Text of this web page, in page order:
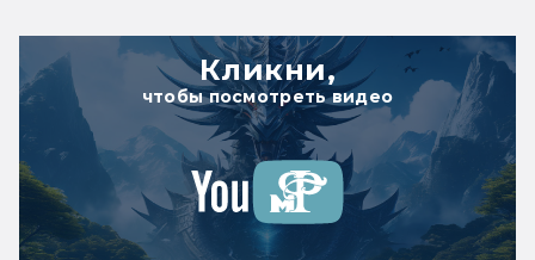
Кликни,
чтобы посмотреть видео